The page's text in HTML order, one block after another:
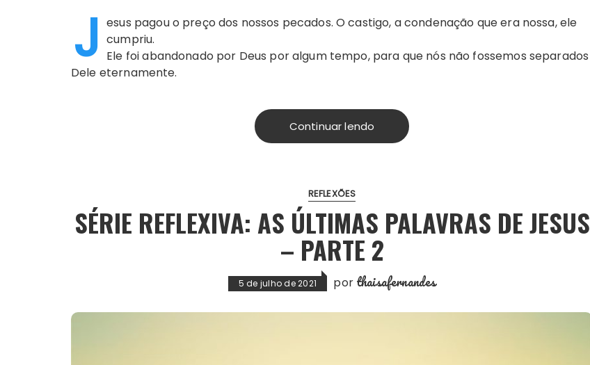
J esus pagou o preço dos nossos pecados. O castigo, a condenação que era nossa, ele
cumpriu.
Ele foi abandonado por Deus por algum tempo, para que nós não fossemos separados
Dele eternamente.
Continuar lendo
REFLEXÕES
SÉRIE REFLEXIVA: AS ÚLTIMAS PALAVRAS DE JESUS
– PARTE 2
5 de julho de 2021 por thaisafernandes